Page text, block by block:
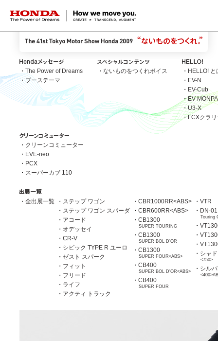
HONDA The Power of Dreams
・ The Power of Dreams
・ブーステーマ
・ ないものをつくれボイス ・ HELLO! と
・ EV-N
・ EV-Cub
・EV-
・U3-X
・FCXクラ
・ クリーンコミューター
・ EVE-neo
・ PCX
・ スーパーカブ 110
・ 全出展一覧 ・ ステップ ワゴン
・ ステップ ワゴン スパーダ
・ アコード
・ オデッセイ
・ CR-V
・ シビック TYPE R ユーロ
・ ゼスト スパーク
・ フィット
・ フリード
・ ライフ
・ アクティ トラック
・ CBR1000RR<ABS>
・ CBR600RR<ABS>
・ CB1300
SUPER TOURING
・ CB1300
SUPER BOL D'OR
・ CB1300
SUPER FOUR<ABS>
・ CB400
SUPER BOL D'OR<ABS>
・ CB400
SUPER FOUR
・ VTR
・ DN-01
Touring
・
・
・
・ シャ
<750>
・ シル